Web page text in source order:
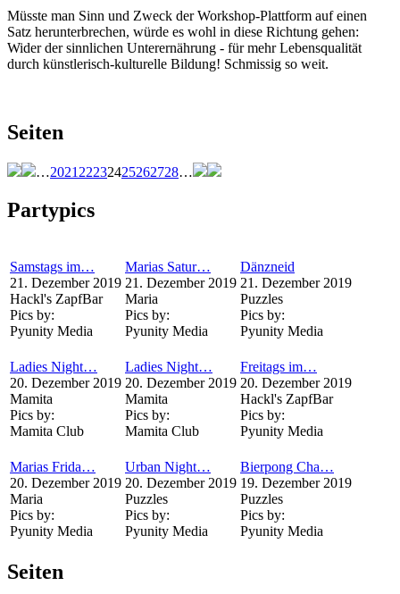
Müsste man Sinn und Zweck der Workshop-Plattform auf einen
Satz herunterbrechen, würde es wohl in diese Richtung gehen:
Wider der sinnlichen Unterernährung - für mehr Lebensqualität
durch künstlerisch-kulturelle Bildung! Schmissig so weit.
Seiten
…2021 22232425262728…
Partypics
Samstags im…
21. Dezember 2019
Hackl's ZapfBar
Pics by:
Pyunity Media
Marias Satur…
21. Dezember 2019
Maria
Pics by:
Pyunity Media
Dänzneid
21. Dezember 2019
Puzzles
Pics by:
Pyunity Media
Ladies Night…
20. Dezember 2019
Mamita
Pics by:
Mamita Club
Ladies Night…
20. Dezember 2019
Mamita
Pics by:
Mamita Club
Freitags im…
20. Dezember 2019
Hackl's ZapfBar
Pics by:
Pyunity Media
Marias Frida…
20. Dezember 2019
Maria
Pics by:
Pyunity Media
Urban Night…
20. Dezember 2019
Puzzles
Pics by:
Pyunity Media
Bierpong Cha…
19. Dezember 2019
Puzzles
Pics by:
Pyunity Media
Seiten